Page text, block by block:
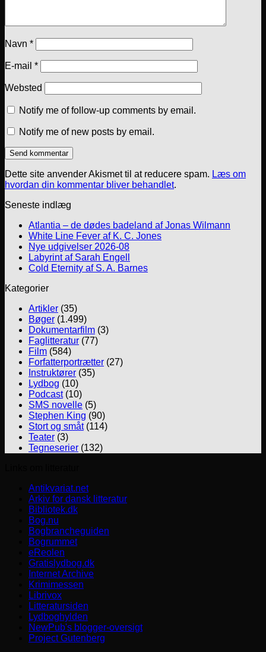
Navn *
E-mail *
Websted
Notify me of follow-up comments by email.
Notify me of new posts by email.
Dette site anvender Akismet til at reducere spam. Læs om
hvordan din kommentar bliver behandlet.
Seneste indlæg
Atlantia – de dødes badeland af Jonas Wilmann
White Line Fever af K. C. Jones
Nye udgivelser 2026-08
Labyrint af Sarah Engell
Cold Eternity af S. A. Barnes
Kategorier
Artikler (35)
Bøger (1.499)
Dokumentarfilm (3)
Faglitteratur (77)
Film (584)
Forfatterportrætter (27)
Instruktører (35)
Lydbog (10)
Podcast(10)
SMS novelle (5)
Stephen King (90)
Stort og småt(114)
Teater (3)
Tegneserier (132)
Antikvariat.net
Arkiv for dansk litteratur
Bibliotek.dk
Bog.nu
Bogbrancheguiden
Bogrummet
eReolen
Gratislydbog.dk
Internet Archive
Krimimessen
Librivox
Litteratursiden
Lydboghylden
NewPub's blogger-oversigt
Project Gutenberg